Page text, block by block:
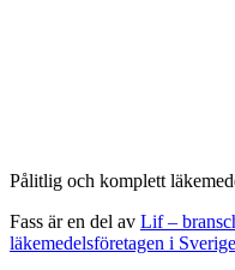
Pålitlig och komplett
Fass är en del av Lif –
läkemedelsföretagen i